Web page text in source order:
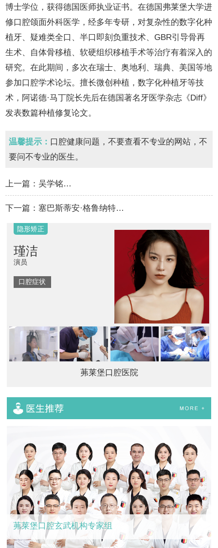
博士学位，获得德国医师执业证书。在德国弗莱堡大学进
修口腔颌面外科医学，经多年专研，对复杂性的数字化种
植牙、疑难类全口、半口即刻负重技术、GBR引导骨再
生术、自体骨移植、软硬组织移植手术等治疗有着深入的
研究。在此期间，多次在瑞士、奥地利、瑞典、美国等地
参加口腔学术论坛。擅长微创种植，数字化种植牙等技
术，阿诺德·马丁院长先后在德国著名牙医学杂志《Diff》
发表数篇种植修复论文。
温馨提示： 口腔健康问题，不要查看不专业的网站，不
要问不专业的医生。
上一篇：吴学铭…
下一篇：塞巴斯蒂安·格鲁纳特…
隐形矫正
瑾洁
演员
口腔症状
茀莱堡口腔医院
茀莱堡口腔玄武机构专家组